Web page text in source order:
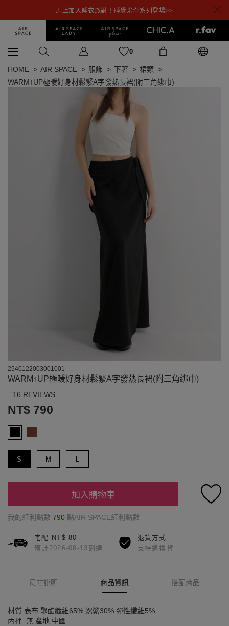
馬上加入睡衣派對！睡覺米奇系列登場>>
0
HOME AIR SPACE 服飾 下著
裙類
WARM↑UP極暖好身材鬆緊A字發熱長裙(附三角綁巾)
2540122003001001
WARM↑UP極暖好身材鬆緊A字發熱長裙(附三角綁巾)
16 REVIEWS
NT$ 790
S M L
加入購物車
我的紅利點數 790 點AIR SPACE紅利點數
宅配 NT$ 80
預計2026-08-13到達
退貨方式
支持退換貨
尺寸說明 商品資訊 搭配商品
材質:表布:聚酯纖維65% 螺縈30% 彈性纖維5%
內裡: 無 產地:中國